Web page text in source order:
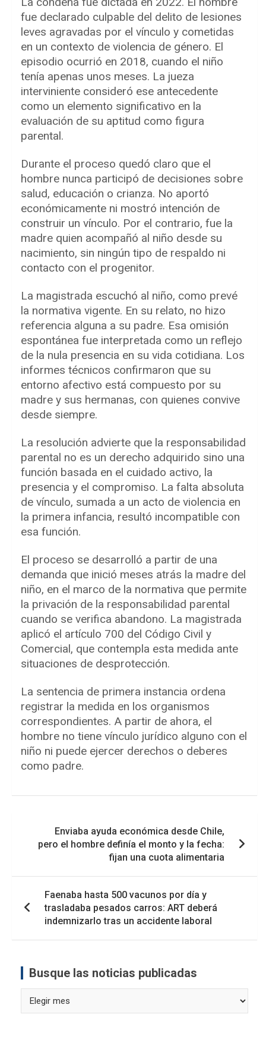
fue declarado culpable del delito de lesiones
leves agravadas por el vínculo y cometidas
en un contexto de violencia de género. El
episodio ocurrió en 2018, cuando el niño
tenía apenas unos meses. La jueza
interviniente consideró ese antecedente
como un elemento significativo en la
evaluación de su aptitud como figura
parental.
Durante el proceso quedó claro que el
hombre nunca participó de decisiones sobre
salud, educación o crianza. No aportó
económicamente ni mostró intención de
construir un vínculo. Por el contrario, fue la
madre quien acompañó al niño desde su
nacimiento, sin ningún tipo de respaldo ni
contacto con el progenitor.
La magistrada escuchó al niño, como prevé
la normativa vigente. En su relato, no hizo
referencia alguna a su padre. Esa omisión
espontánea fue interpretada como un reflejo
de la nula presencia en su vida cotidiana. Los
informes técnicos confirmaron que su
entorno afectivo está compuesto por su
madre y sus hermanas, con quienes convive
desde siempre.
La resolución advierte que la responsabilidad
parental no es un derecho adquirido sino una
función basada en el cuidado activo, la
presencia y el compromiso. La falta absoluta
de vínculo, sumada a un acto de violencia en
la primera infancia, resultó incompatible con
esa función.
El proceso se desarrolló a partir de una
demanda que inició meses atrás la madre del
niño, en el marco de la normativa que permite
la privación de la responsabilidad parental
cuando se verifica abandono. La magistrada
aplicó el artículo 700 del Código Civil y
Comercial, que contempla esta medida ante
situaciones de desprotección.
La sentencia de primera instancia ordena
registrar la medida en los organismos
correspondientes. A partir de ahora, el
hombre no tiene vínculo jurídico alguno con el
niño ni puede ejercer derechos o deberes
como padre.
entradas
Enviaba ayuda económica desde Chile,
pero el hombre definía el monto y la fecha:
fijan una cuota alimentaria
Faenaba hasta 500 vacunos por día y
trasladaba pesados carros: ART deberá
indemnizarlo tras un accidente laboral
Busque las noticias publicadas
las